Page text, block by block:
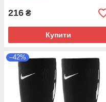
216 ₴
Купити
–42%